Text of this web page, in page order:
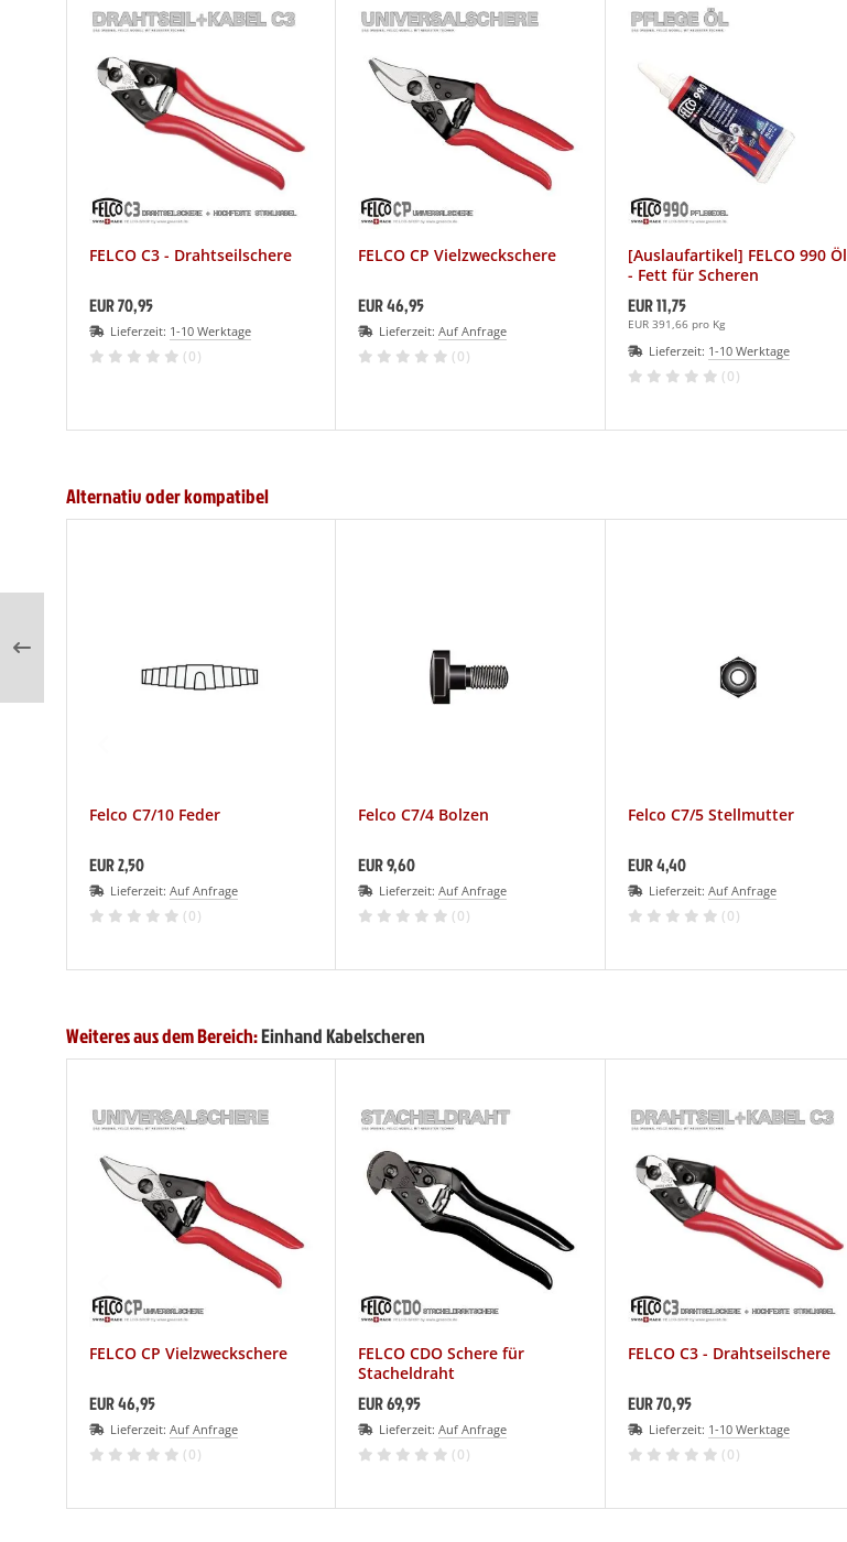
FELCO C3 - Drahtseilschere
EUR 70,95
Lieferzeit: 1-10 Werktage
(0)
FELCO CP Vielzweckschere
EUR 46,95
Lieferzeit:Auf Anfrage
(0)
[Auslaufartikel] FELCO 990 Öl
- Fett für Scheren
EUR 11,75
EUR 391,66 pro Kg
Lieferzeit: 1-10 Werktage
(0)
Alternativ oder kompatibel
Felco C7/10 Feder
EUR 2,50
Lieferzeit: Auf Anfrage
(0)
Felco C7/4 Bolzen
EUR 9,60
Lieferzeit:Auf Anfrage
(0)
Felco C7/5 Stellmutter
EUR 4,40
Lieferzeit: Auf Anfrage
(0)
Weiteres aus dem Bereich:Einhand Kabelscheren
FELCO CP Vielzweckschere
EUR 46,95
Lieferzeit: Auf Anfrage
(0)
FELCO CDO Schere für
Stacheldraht
EUR 69,95
Lieferzeit:Auf Anfrage
(0)
FELCO C3 - Drahtseilschere
EUR 70,95
Lieferzeit: 1-10 Werktage
(0)
(20)
Nr. 160L (11)